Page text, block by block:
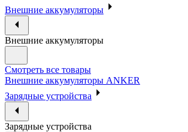
Внешние аккумуляторы
Внешние аккумуляторы
Смотреть все товары
Внешние аккумуляторы ANKER
Зарядные устройства
Зарядные устройства